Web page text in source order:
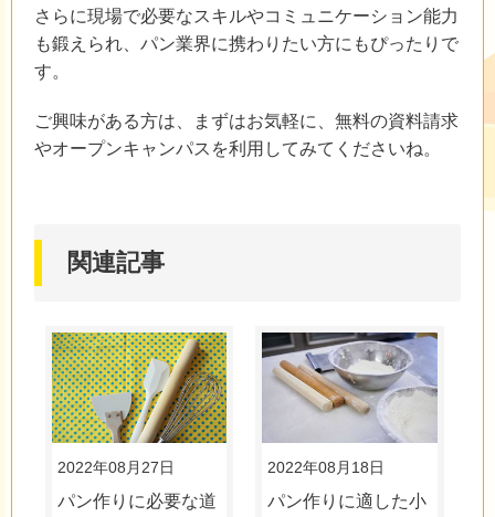
さらに現場で必要なスキルやコミュニケーション能力
も鍛えられ、パン業界に携わりたい方にもぴったりで
す。
ご興味がある方は、まずはお気軽に、無料の資料請求
やオープンキャンパスを利用してみてくださいね。
関連記事
2022年08月27日
パン作りに必要な道
2022年08月18日
パン作りに適した小